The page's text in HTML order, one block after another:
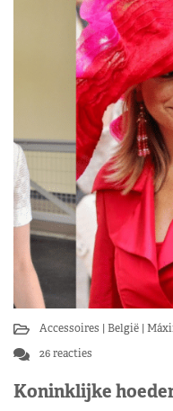
Accessoires België
26 reacties
Koninklijke